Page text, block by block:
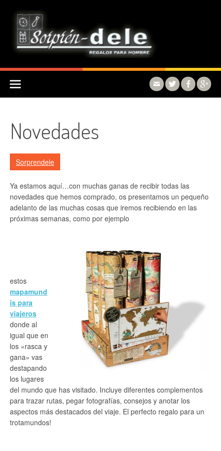
Novedades
Sorprendele
Ya estamos aquí…con muchas ganas de recibir todas las
novedades que hemos comprado, os presentamos un pequeño
adelanto de las muchas cosas que iremos recibiendo en las
próximas semanas, como por ejemplo
estos
mapamund
is para
viajeros
donde al
igual que en
los «rasca y
gana» vas
destapando
los lugares
del mundo que has visitado. Incluye diferentes complementos
para trazar rutas, pegar fotografías, consejos y anotar los
aspectos más destacados del viaje. El perfecto regalo para un
trotamundos!